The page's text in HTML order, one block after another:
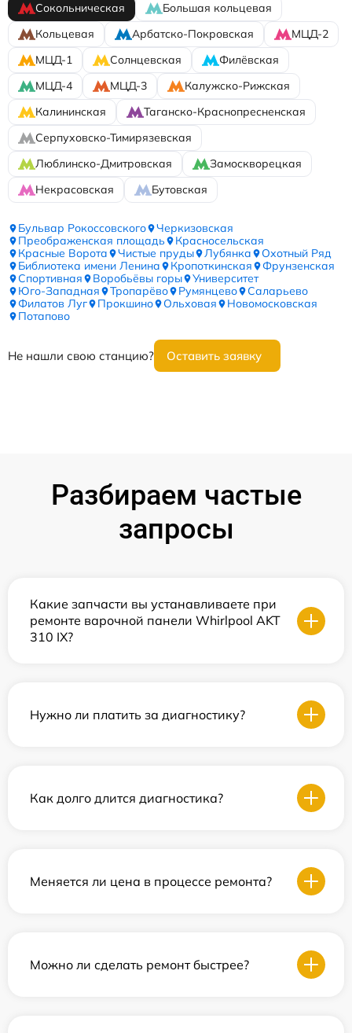
Сокольническая
Большая кольцевая
Кольцевая
Арбатско-Покровская
МЦД-2
МЦД-1
Солнцевская
Филёвская
МЦД-4
МЦД-3
Калужско-Рижская
Калининская
Таганско-Краснопресненская
Серпуховско-Тимирязевская
Люблинско-Дмитровская
Замоскворецкая
Некрасовская
Бутовская
Бульвар Рокоссовского
Черкизовская
Преображенская площадь
Красносельская
Красные Ворота
Чистые пруды Лубянка
Охотный Ряд
Библиотека имени Ленина
Кропоткинская
Фрунзенская
Спортивная
Воробьёвы горы
Университет
Юго-Западная
Тропарёво Румянцево
Саларьево
Филатов Луг
Прокшино Ольховая
Новомосковская
Потапово
Не нашли свою станцию? Оставить заявку
Разбираем частые
запросы
Какие запчасти вы устанавливаете при
ремонте варочной панели Whirlpool AKT
310 IX?
Нужно ли платить за диагностику?
Как долго длится диагностика?
Меняется ли цена в процессе ремонта?
Можно ли сделать ремонт быстрее?